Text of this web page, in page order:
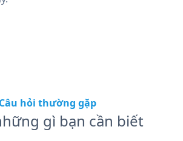
Câu hỏi thường gặp
gì bạn cần biết